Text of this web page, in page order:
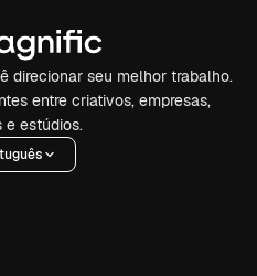
direcionar seu melhor trabalho.
entre criativos, empresas,
e estúdios.